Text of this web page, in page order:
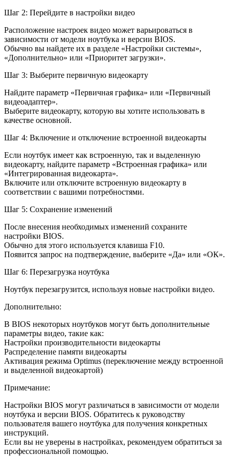
Шаг 2: Перейдите в настройки видео
Расположение настроек видео может варьироваться в
зависимости от модели ноутбука и версии BIOS.
Обычно вы найдете их в разделе «Настройки системы»,
«Дополнительно» или «Приоритет загрузки».
Шаг 3: Выберите первичную видеокарту
Найдите параметр «Первичная графика» или «Первичный
видеоадаптер».
Выберите видеокарту, которую вы хотите использовать в
качестве основной.
Шаг 4: Включение и отключение встроенной видеокарты
Если ноутбук имеет как встроенную, так и выделенную
видеокарту, найдите параметр «Встроенная графика» или
«Интегрированная видеокарта».
Включите или отключите встроенную видеокарту в
соответствии с вашими потребностями.
Шаг 5: Сохранение изменений
После внесения необходимых изменений сохраните
настройки BIOS.
Обычно для этого используется клавиша F10.
Появится запрос на подтверждение, выберите «Да» или «ОК».
Шаг 6: Перезагрузка ноутбука
Ноутбук перезагрузится, используя новые настройки видео.
Дополнительно:
В BIOS некоторых ноутбуков могут быть дополнительные
параметры видео, такие как:
Настройки производительности видеокарты
Распределение памяти видеокарты
Активация режима Optimus (переключение между встроенной
и выделенной видеокартой)
Примечание:
Настройки BIOS могут различаться в зависимости от модели
ноутбука и версии BIOS. Обратитесь к руководству
пользователя вашего ноутбука для получения конкретных
инструкций.
Если вы не уверены в настройках, рекомендуем обратиться за
профессиональной помощью.